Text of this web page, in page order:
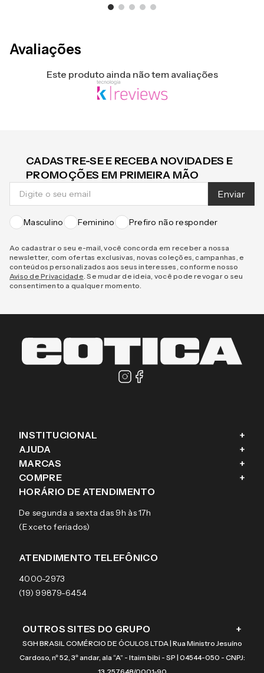
Avaliações
Este produto ainda não tem avaliações
CADASTRE-SE E RECEBA NOVIDADES E
PROMOÇÕES EM PRIMEIRA MÃO
Enviar
Masculino Feminino Prefiro não responder
Ao cadastrar o seu e-mail, você concorda em receber a nossa
newsletter, com ofertas exclusivas, novas coleções, campanhas, e
conteúdos personalizados aos seus interesses, conforme nosso
Aviso de Privacidade . Se mudar de ideia, você pode revogar o seu
consentimento a qualquer momento.
INSTITUCIONAL +
Sobre a eÓtica
Aviso de privacidade
Termos e condições de uso
AJUDA +
Trocas e Devoluções
Pagamentos
Garantias
MARCAS +
Ray-Ban
Tecnol
Arnette
Burberry
COMPRE +
Óculos de sol
Lentes de contato
HORÁRIO DE ATENDIMENTO
De segunda a sexta das 9h às 17h
(Exceto feriados)
ATENDIMENTO TELEFÔNICO
4000-2973
(19) 99879-6454
OUTROS SITES DO GRUPO +
SGH BRASIL COMÉRCIO DE ÓCULOS LTDA | Rua Ministro Jesuíno
Cardoso, nº 52, 3º andar, ala “A” - Itaim bibi - SP | 04544-050 - CNPJ: